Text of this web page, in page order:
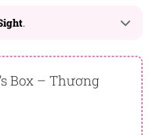
.
tích lũy khi mua
lợi hạng
Box – Thương